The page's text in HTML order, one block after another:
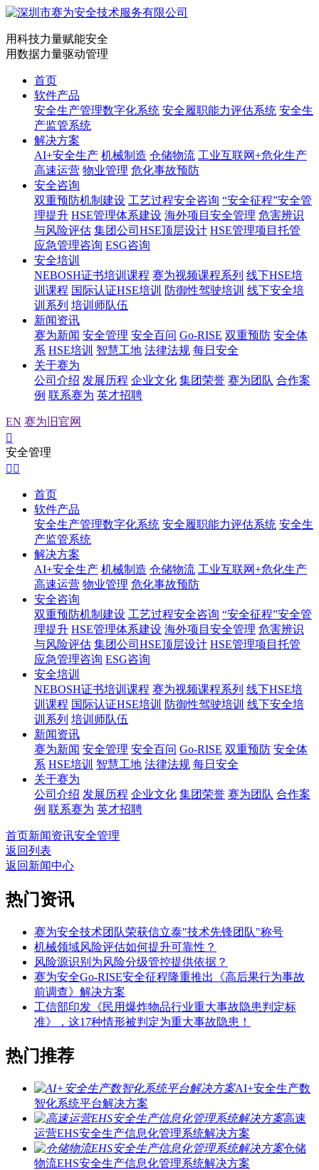
用科技力量赋能安全
用数据力量驱动管理
首页
软件产品
安全生产管理数字化系统 安全履职能力评估系统 安全生
产监管系统
解决方案
AI+安全生产 机械制造 仓储物流 工业互联网+危化生产
高速运营 物业管理 危化事故预防
安全咨询
双重预防机制建设 工艺过程安全咨询 “安全征程”安全管
理提升 HSE管理体系建设 海外项目安全管理 危害辨识
与风险评估 集团公司HSE顶层设计 HSE管理项目托管
应急管理咨询 ESG咨询
安全培训
NEBOSH证书培训课程 赛为视频课程系列 线下HSE培
训课程 国际认证HSE培训 防御性驾驶培训 线下安全培
训系列 培训师队伍
新闻资讯
赛为新闻 安全管理 安全百问 Go-RISE 双重预防 安全体
系 HSE培训 智慧工地 法律法规 每日安全
关于赛为
公司介绍 发展历程 企业文化 集团荣誉 赛为团队 合作案
例 联系赛为 英才招聘
EN 赛为旧官网

安全管理
 
首页
软件产品
安全生产管理数字化系统 安全履职能力评估系统 安全生
产监管系统
解决方案
AI+安全生产 机械制造 仓储物流 工业互联网+危化生产
高速运营 物业管理 危化事故预防
安全咨询
双重预防机制建设 工艺过程安全咨询 “安全征程”安全管
理提升 HSE管理体系建设 海外项目安全管理 危害辨识
与风险评估 集团公司HSE顶层设计 HSE管理项目托管
应急管理咨询 ESG咨询
安全培训
NEBOSH证书培训课程 赛为视频课程系列 线下HSE培
训课程 国际认证HSE培训 防御性驾驶培训 线下安全培
训系列 培训师队伍
新闻资讯
赛为新闻 安全管理 安全百问 Go-RISE 双重预防 安全体
系 HSE培训 智慧工地 法律法规 每日安全
关于赛为
公司介绍 发展历程 企业文化 集团荣誉 赛为团队 合作案
例 联系赛为 英才招聘
首页新闻资讯安全管理
返回列表
返回新闻中心
热门资讯
赛为安全技术团队荣获信立泰"技术先锋团队"称号
机械领域风险评估如何提升可靠性？
风险源识别为风险分级管控提供依据？
赛为安全Go-RISE安全征程隆重推出《高后果行为事故
前调查》解决方案
工信部印发《民用爆炸物品行业重大事故隐患判定标
准》，这17种情形被判定为重大事故隐患！
热门推荐
AI+安全生产数
智化系统平台解决方案
高速
运营EHS安全生产信息化管理系统解决方案
仓储
物流EHS安全生产信息化管理系统解决方案